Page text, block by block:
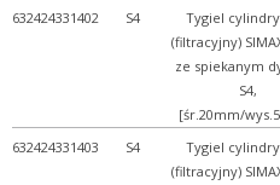
632424331402 S4
Tygiel
(filtracyjny)
ze spiekanym
S4,
[śr.20mm/
632424331403 S4
Tygiel
(filtracyjny)